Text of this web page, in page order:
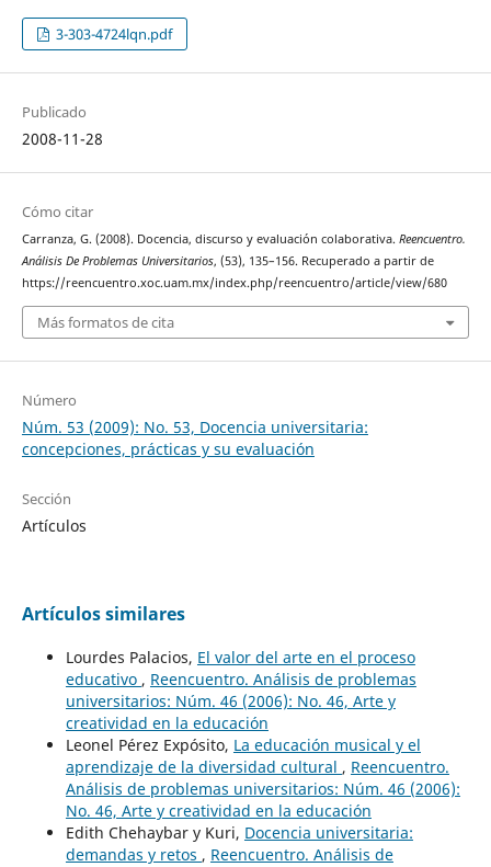
3-303-4724lqn.pdf
Publicado
2008-11-28
Cómo citar
Carranza, G. (2008). Docencia, discurso y evaluación colaborativa. Reencuentro.
Análisis De Problemas Universitarios, (53), 135–156. Recuperado a partir de
https://reencuentro.xoc.uam.mx/index.php/reencuentro/article/view/680
Más formatos de cita
Número
Núm. 53 (2009): No. 53, Docencia universitaria:
concepciones, prácticas y su evaluación
Sección
Artículos
Artículos similares
Lourdes Palacios, El valor del arte en el proceso
educativo , Reencuentro. Análisis de problemas
universitarios: Núm. 46 (2006): No. 46, Arte y
creatividad en la educación
Leonel Pérez Expósito, La educación musical y el
aprendizaje de la diversidad cultural , Reencuentro.
Análisis de problemas universitarios: Núm. 46 (2006):
No. 46, Arte y creatividad en la educación
Edith Chehaybar y Kuri, Docencia universitaria:
demandas y retos , Reencuentro. Análisis de